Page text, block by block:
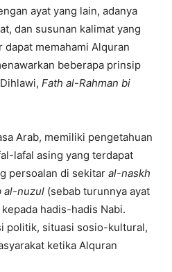
ayat yang lain, adanya
dan susunan kalimat yang
dapat memahami Alquran
beberapa prinsip
Fath al-Rahman bi
Arab, memiliki pengetahuan
lafal asing yang terdapat
persoalan di sekitar al-naskh
al-nuzul (sebab turunnya ayat
hadis-hadis Nabi.
politik, situasi sosio-kultural,
ketika Alquran